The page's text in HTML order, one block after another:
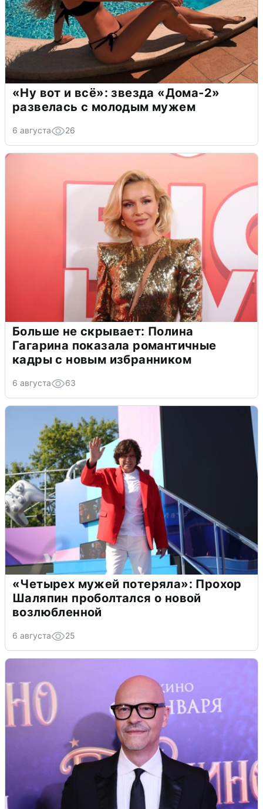
«Ну вот и всё»: звезда «Дома-2»
развелась с молодым мужем
6 августа 26
Больше не скрывает: Полина
Гагарина показала романтичные
кадры с новым избранником
6 августа 63
«Четырех мужей потеряла»: Прохор
Шаляпин проболтался о новой
возлюбленной
6 августа 25